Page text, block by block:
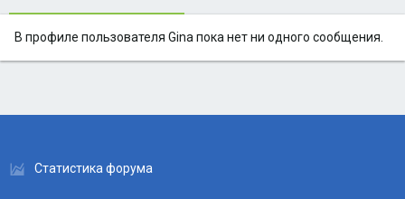
В профиле пользователя Gina пока нет ни одного сообщения.
Статистика форума